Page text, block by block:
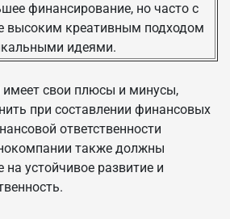
финансирование, но часто с
высоким креативным подходом
идеями.
свои плюсы и минусы,
при составлении финансовых
ответственности
также должны
устойчивое развитие и